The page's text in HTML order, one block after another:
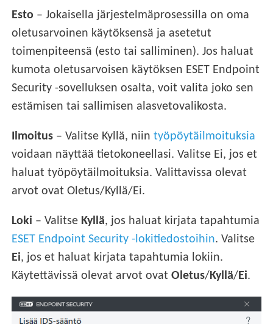
Esto – Jokaisella järjestelmäprosessilla on oma
oletusarvoinen käytöksensä ja asetetut
toimenpiteensä (esto tai salliminen). Jos haluat
kumota oletusarvoisen käytöksen ESET Endpoint
Security -sovelluksen osalta, voit valita joko sen
estämisen tai sallimisen alasvetovalikosta.
Ilmoitus – Valitse Kyllä, niintyöpöytäilmoituksia
voidaan näyttää tietokoneellasi. Valitse Ei, jos et
haluat työpöytäilmoituksia. Valittavissa olevat
arvot ovat Oletus/Kyllä/Ei.
Loki – Valitse Kyllä, jos haluat kirjata tapahtumia
ESET Endpoint Security -lokitiedostoihin. Valitse
Ei, jos et haluat kirjata tapahtumia lokiin.
Käytettävissä olevat arvot ovatOletus/Kyllä/Ei.